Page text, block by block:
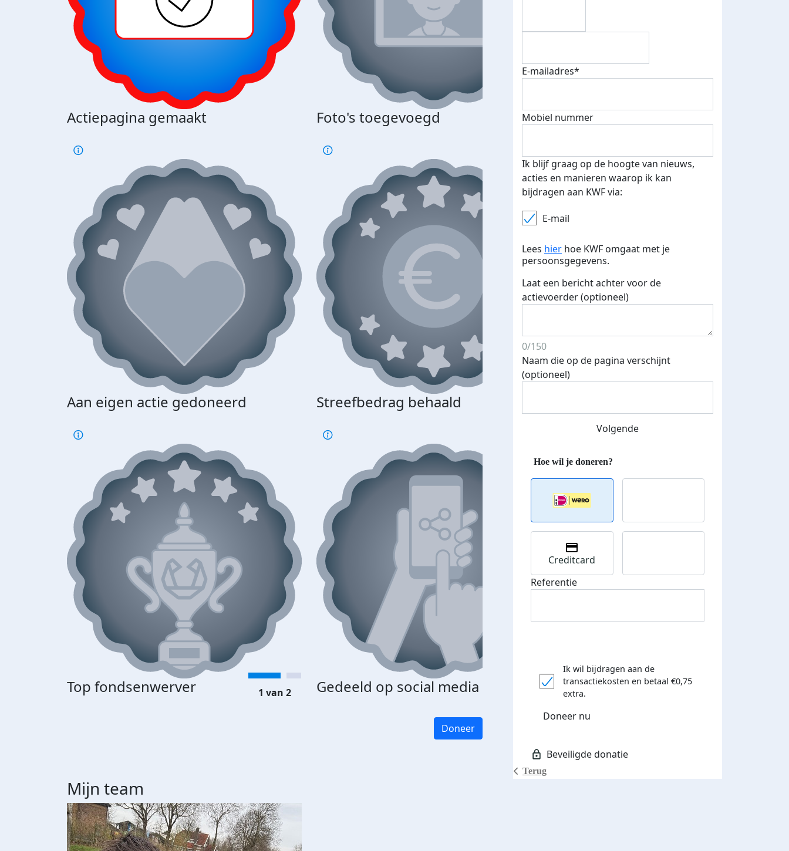
Actiepagina gemaakt Foto's toegevoegd E-mails verstuurd
Aan eigen actie gedoneerd Streefbedrag behaald
Top fondsenwerver Gedeeld op social media Donateurs bedankt
€500 euro opgehaald: t-shirt
1 van 2
Doneer
E-mailadres*
Mobiel nummer
Ik blijf graag op de hoogte van nieuws,
acties en manieren waarop ik kan
bijdragen aan KWF via:
E-mail
Lees hier hoe KWF omgaat met je
persoonsgegevens.
Laat een bericht achter voor de
actievoerder (optioneel)
0/150
Naam die op de pagina verschijnt
(optioneel)
Volgende
Terug
Creditcard
Referentie
Ik wil bijdragen aan de
transactiekosten en betaal €0,75
extra.
Doneer nu
Mijn team